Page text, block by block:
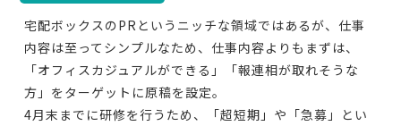
宅配ボックスのPRというニッチな領域ではあるが、仕事
内容は至ってシンプルなため、仕事内容よりもまずは、
「オフィスカジュアルができる」「報連相が取れそうな
方」をターゲットに原稿を設定。
4月末までに研修を行うため、「超短期」や「急募」とい